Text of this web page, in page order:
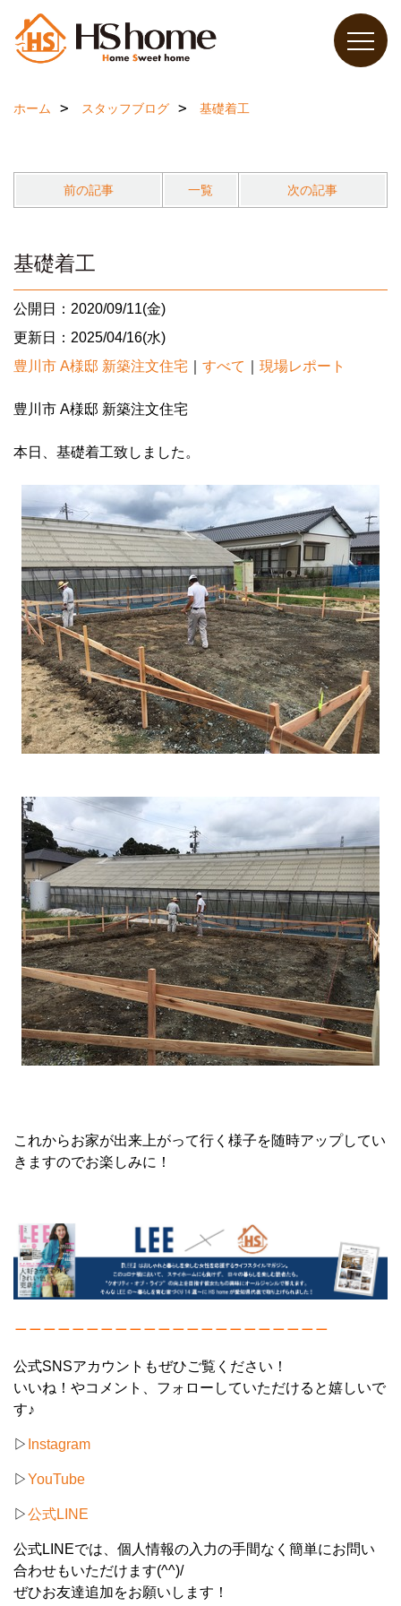
ホーム スタッフブログ 基礎着工
前の記事 一覧 次の記事
基礎着工
公開日：2020/09/11(金)
更新日：2025/04/16(水)
豊川市 A様邸 新築注文住宅
すべて 現場レポート
豊川市 A様邸 新築注文住宅
本日、基礎着工致しました。
これからお家が出来上がって行く様子を随時アップしてい
きますのでお楽しみに！
公式SNSアカウントもぜひご覧ください！
いいね！やコメント、フォローしていただけると嬉しいで
す♪
▷ Instagram
▷YouTube
▷公式LINE
公式LINEでは、個人情報の入力の手間なく簡単にお問い
合わせもいただけます(^^)/
ぜひお友達追加をお願いします！